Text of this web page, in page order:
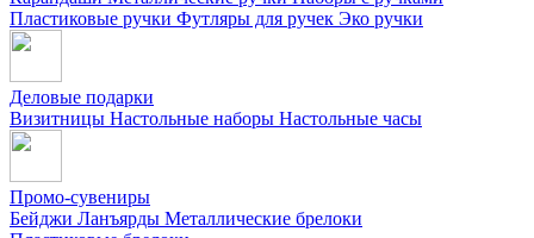
Пластиковые ручки Футляры для ручек Эко ручки
Деловые подарки
Визитницы Настольные наборы Настольные часы
Промо-сувениры
Бейджи Ланъярды Металлические брелоки